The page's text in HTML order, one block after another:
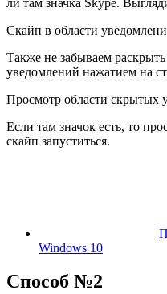
Скайп в области
Также не забываем
уведомлений нажатием на
Просмотр области скрытых
Если там значок есть, то
скайп запуститься.
Windows 10
Способ №2